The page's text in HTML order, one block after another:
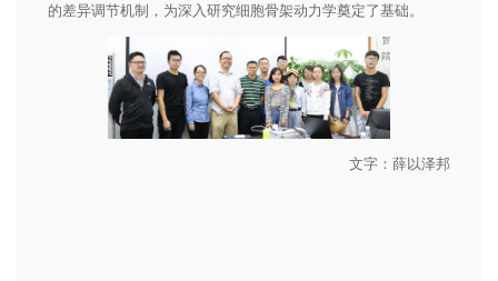
的差异调节机制，为深入研究细胞骨架动力学奠定了基础。
文字：薛以泽邦